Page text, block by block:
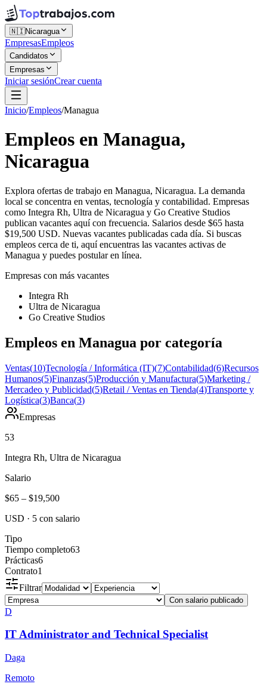
🇳🇮Nicaragua
EmpresasEmpleos
Candidatos
Empresas
Iniciar sesiónCrear cuenta
Inicio/Empleos/Managua
Empleos en Managua,
Nicaragua
Explora ofertas de trabajo en Managua, Nicaragua. La demanda
local se concentra en ventas, tecnología y contabilidad. Empresas
como Integra Rh, Ultra de Nicaragua y Go Creative Studios
publican vacantes aquí con frecuencia. Salarios desde $65 hasta
$19,500 USD. Nuevas vacantes publicadas cada día. Si buscas
empleos cerca de ti, aquí encuentras las vacantes activas de
Managua y puedes postular en línea.
Empresas con más vacantes
Integra Rh
Ultra de Nicaragua
Go Creative Studios
Empleos en Managua por categoría
Ventas(10)Tecnología / Informática (IT)(7)Contabilidad(6)Recursos
Humanos(5)Finanzas(5)Producción y Manufactura(5)Marketing /
Mercadeo y Publicidad(5)Retail / Ventas en Tienda(4)Transporte y
Logística(3)Banca(3)
Empresas
53
Integra Rh, Ultra de Nicaragua
Salario
$65 – $19,500
USD · 5 con salario
Tipo
Tiempo completo63
Prácticas6
Contrato1
Filtrar
Con salario publicado
D
IT Administrator and Technical Specialist
Daga
Remoto